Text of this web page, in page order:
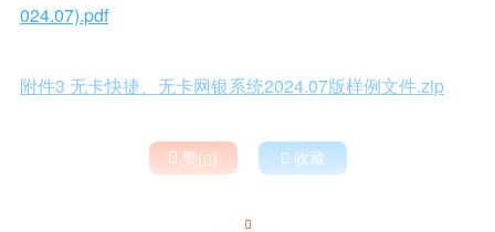
024.07).pdf
附件3 无卡快捷、无卡网银系统2024.07版样例文件.zip
 赞()  收藏
